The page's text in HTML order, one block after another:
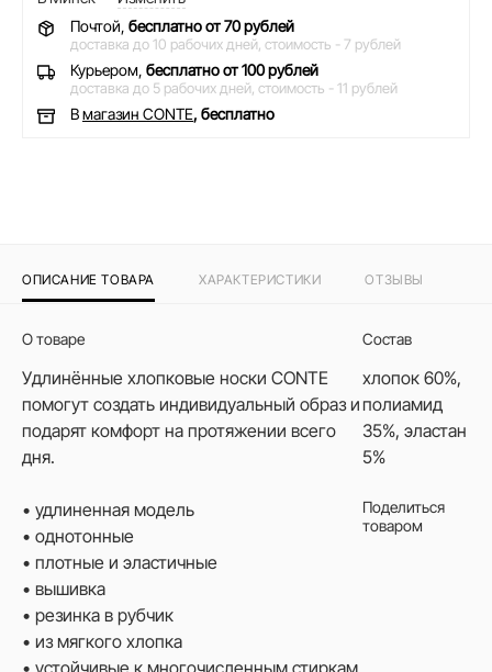
Почтой, бесплатно от 70 рублей
доставка до 10 рабочих дней, стоимость - 7 рублей
Курьером, бесплатно от 100 рублей
доставка до 5 рабочих дней, стоимость - 11 рублей
Вмагазин CONTE, бесплатно
ОПИСАНИЕ ТОВАРА ХАРАКТЕРИСТИКИ ОТЗЫВЫ
О товаре
Удлинённые хлопковые носки CONTE
помогут создать индивидуальный образ и
подарят комфорт на протяжении всего
дня.
• удлиненная модель
• однотонные
• плотные и эластичные
• вышивка
• резинка в рубчик
• из мягкого хлопка
• устойчивые к многочисленным стиркам
Состав
хлопок 60%,
полиамид
35%, эластан
5%
Поделиться
товаром